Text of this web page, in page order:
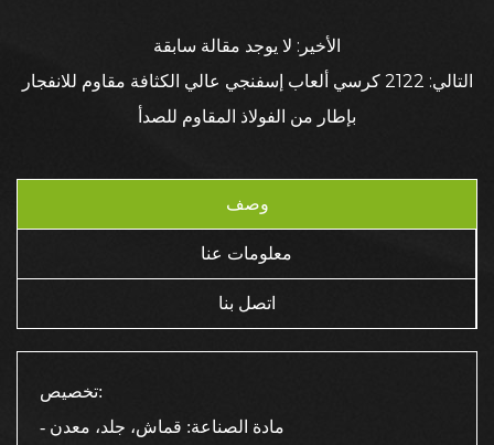
الهولندية والوسادة القطنية على جل تبريد مدمج. تستخدم الوسادة
مطورة حديثًا، والتي يمكن تعديلها وفقًا لمنحنيات الجسم. يتم
الإطار المعدني القوة والمتانة، مما يضمن طول عمر الكرسي أثناء
ضغط الهواء ذو ​​المستوى 3-4 مستقر ومتسق لضمان السلامة.
الأخير: لا يوجد مقالة سابقة
التالي: 2122 كرسي ألعاب إسفنجي عالي الكثافة مقاوم للانفجار
بإطار من الفولاذ المقاوم للصدأ
وصف
معلومات عنا
اتصل بنا
تخصيص:
- مادة الصناعة: قماش، جلد، معدن